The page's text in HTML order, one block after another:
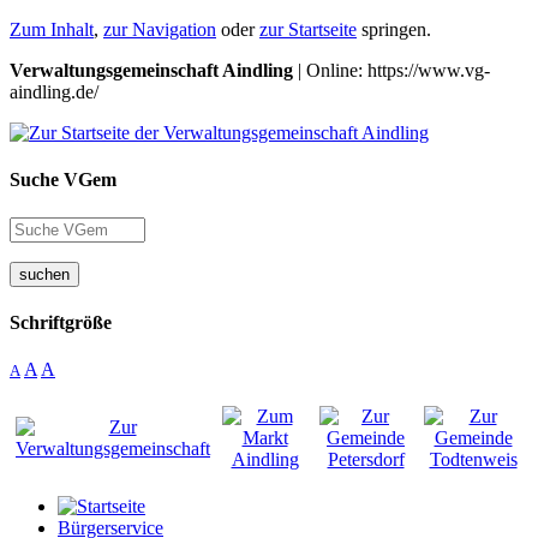
Zum Inhalt, zur Navigation oderzur Startseite springen.
Verwaltungsgemeinschaft Aindling | Online: https://www.vg-
aindling.de/
Suche VGem
suchen
Schriftgröße
A A A
Bürgerservice